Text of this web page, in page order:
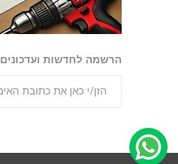
הרשמה לחדשות ועדכונים